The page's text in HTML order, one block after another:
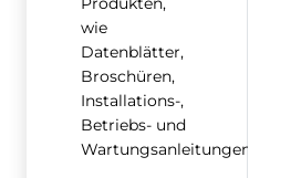
wie
Datenblätter,
Broschüren,
Installations-,
Betriebs- und
Wartungsanleitungen